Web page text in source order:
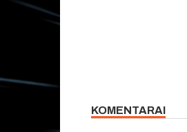
KOMENTARAI